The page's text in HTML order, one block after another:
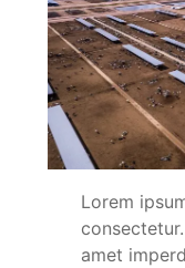
Lorem
amet